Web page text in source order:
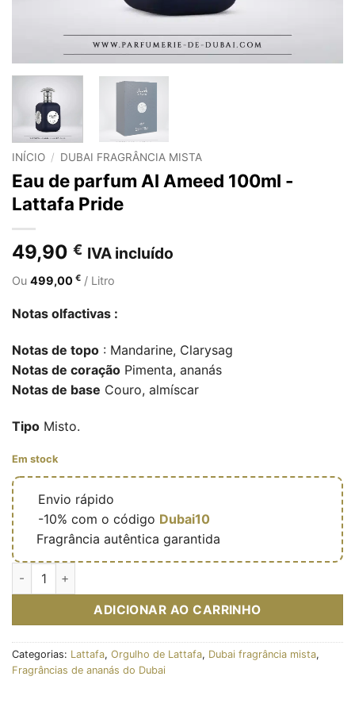
INÍCIO / DUBAI FRAGRÂNCIA MISTA
Eau de parfum Al Ameed 100ml -
Lattafa Pride
49,90 € IVA incluído
Ou 499,00 € / Litro
Notas olfactivas :
Notas de topo : Mandarine, Clarysag
Notas de coração Pimenta, ananás
Notas de base Couro, almíscar
Tipo Misto.
Em stock
Envio rápido
-10% com o código Dubai10
Fragrância autêntica garantida
Quantidade de Eau de parfum Al Ameed 100ml – Lattafa Pride
ADICIONAR AO CARRINHO
Categorias: Lattafa, Orgulho de Lattafa, Dubai fragrância mista,
Fragrâncias de ananás do Dubai